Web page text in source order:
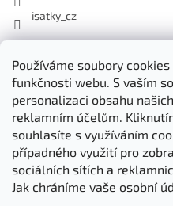
Používáme soubory
funkčnosti webu. S vaším
personalizaci obsahu
reklamním účelům.
souhlasíte s využíváním
případného využití pro
sociálních sítích a
Jak chráníme vaše osobní
isatky_cz
Odebírat newsletter
Vložte svůj e-mail a my vám
produktech na našem e-shopu.
E-mail
PŘIHLÁSIT SE